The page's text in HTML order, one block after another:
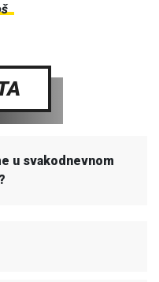
u svakodnevnom